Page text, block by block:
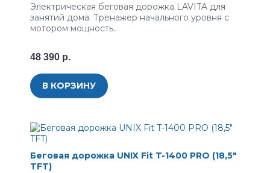
Электрическая беговая дорожка LAVITA для
занятий дома. Тренажер начального уровня с
мотором мощность..
48 390 р.
В КОРЗИНУ
Беговая дорожка UNIX Fit T-1400 PRO (18,5"
TFT)